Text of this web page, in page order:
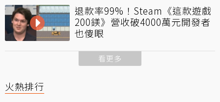
退款率99%！Steam《這款遊戲
200鎂》營收破4000萬元開發者
也傻眼
看更多
火熱排行